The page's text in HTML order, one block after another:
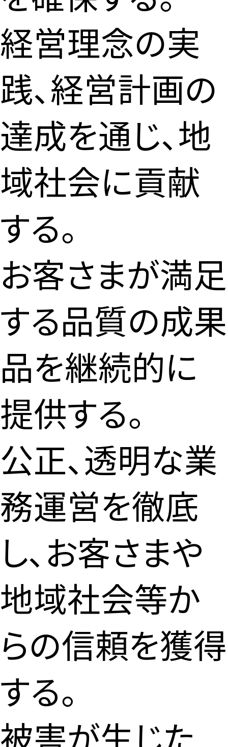
経営理念の実
践、経営計画の
達成を通じ、地
域社会に貢献
する。
お客さまが満足
する品質の成果
品を継続的に
提供する。
公正、透明な業
務運営を徹底
し、お客さまや
地域社会等か
らの信頼を獲得
する。
被害が生じた